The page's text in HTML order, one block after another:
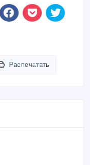
Распечатать